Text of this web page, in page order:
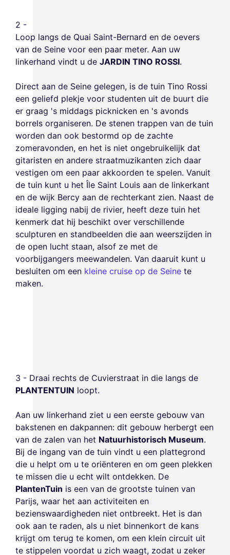
2 -
Loop langs de Quai Saint-Bernard en de oevers
van de Seine voor een paar meter. Aan uw
linkerhand vindt u de JARDIN TINO ROSSI.
Direct aan de Seine gelegen, is de tuin Tino Rossi
een geliefd plekje voor studenten uit de buurt die
er graag 's middags picknicken en 's avonds
borrels organiseren. De stenen trappen van de tuin
worden dan ook bestormd op de zachte
zomeravonden, en het is niet ongebruikelijk dat
gitaristen en andere straatmuzikanten zich daar
vestigen om een paar akkoorden te spelen. Vanuit
de tuin kunt u het Île Saint Louis aan de linkerkant
en de wijk Bercy aan de rechterkant zien. Naast de
ideale ligging nabij de rivier, heeft deze tuin het
kenmerk dat hij beschikt over verschillende
sculpturen en standbeelden die aan weerszijden in
de open lucht staan, alsof ze met de
voorbijgangers meewandelen. Van daaruit kunt u
besluiten om een kleine cruise op de Seine te
maken.
3 - Draai rechts de Cuvierstraat in die langs de
PLANTENTUIN loopt.
Aan uw linkerhand ziet u een eerste gebouw van
bakstenen en dakpannen: dit gebouw herbergt een
van de zalen van het Natuurhistorisch Museum.
Bij de ingang van de tuin vindt u een plattegrond
die u helpt om u te oriënteren en om geen plekken
te missen die u echt wilt ontdekken. De
PlantenTuin is een van de grootste tuinen van
Parijs, waar het aan activiteiten en
bezienswaardigheden niet ontbreekt. Het is dan
ook aan te raden, als u niet binnenkort de kans
krijgt om terug te komen, om een klein circuit uit
te stippelen voordat u zich waagt, zodat u zeker